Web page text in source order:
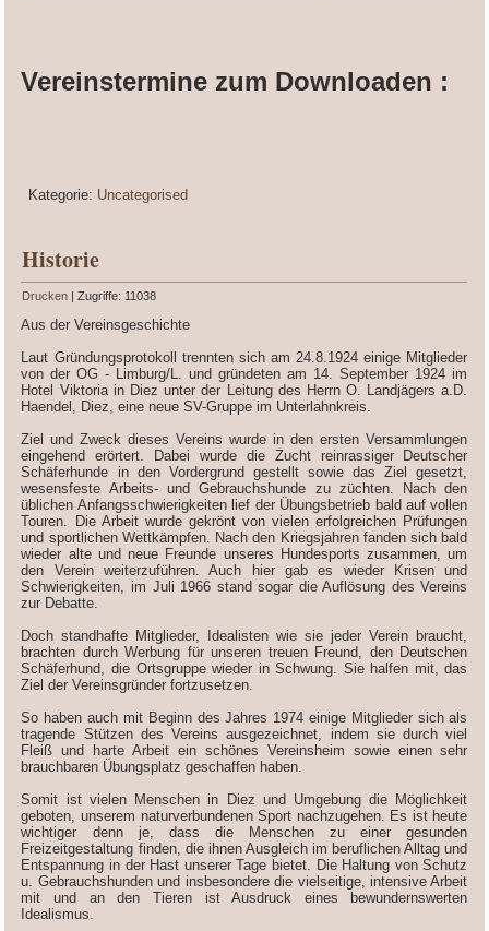
Vereinstermine zum Downloaden :
Kategorie: Uncategorised
Historie
Drucken | Zugriffe: 11038
Aus der Vereinsgeschichte
Laut Gründungsprotokoll trennten sich am 24.8.1924 einige Mitglieder
von der OG - Limburg/L. und gründeten am 14. September 1924 im
Hotel Viktoria in Diez unter der Leitung des Herrn O. Landjägers a.D.
Haendel, Diez, eine neue SV-Gruppe im Unterlahnkreis.
Ziel und Zweck dieses Vereins wurde in den ersten Versammlungen
eingehend erörtert. Dabei wurde die Zucht reinrassiger Deutscher
Schäferhunde in den Vordergrund gestellt sowie das Ziel gesetzt,
wesensfeste Arbeits- und Gebrauchshunde zu züchten. Nach den
üblichen Anfangsschwierigkeiten lief der Übungsbetrieb bald auf vollen
Touren. Die Arbeit wurde gekrönt von vielen erfolgreichen Prüfungen
und sportlichen Wettkämpfen. Nach den Kriegsjahren fanden sich bald
wieder alte und neue Freunde unseres Hundesports zusammen, um
den Verein weiterzuführen. Auch hier gab es wieder Krisen und
Schwierigkeiten, im Juli 1966 stand sogar die Auflösung des Vereins
zur Debatte.
Doch standhafte Mitglieder, Idealisten wie sie jeder Verein braucht,
brachten durch Werbung für unseren treuen Freund, den Deutschen
Schäferhund, die Ortsgruppe wieder in Schwung. Sie halfen mit, das
Ziel der Vereinsgründer fortzusetzen.
So haben auch mit Beginn des Jahres 1974 einige Mitglieder sich als
tragende Stützen des Vereins ausgezeichnet, indem sie durch viel
Fleiß und harte Arbeit ein schönes Vereinsheim sowie einen sehr
brauchbaren Übungsplatz geschaffen haben.
Somit ist vielen Menschen in Diez und Umgebung die Möglichkeit
geboten, unserem naturverbundenen Sport nachzugehen. Es ist heute
wichtiger denn je, dass die Menschen zu einer gesunden
Freizeitgestaltung finden, die ihnen Ausgleich im beruflichen Alltag und
Entspannung in der Hast unserer Tage bietet. Die Haltung von Schutz
u. Gebrauchshunden und insbesondere die vielseitige, intensive Arbeit
mit und an den Tieren ist Ausdruck eines bewundernswerten
Idealismus.